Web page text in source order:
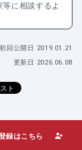
に相談するよ
初回公開日
2019.01.21
更新日
2026.06.08
録はこちら